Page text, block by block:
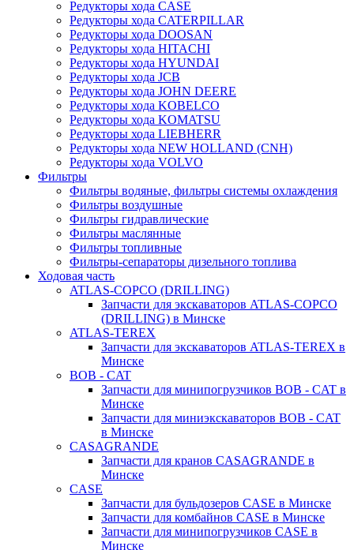
Редукторы хода CASE
Редукторы хода CATERPILLAR
Редукторы хода DOOSAN
Редукторы хода HITACHI
Редукторы хода HYUNDAI
Редукторы хода JCB
Редукторы хода JOHN DEERE
Редукторы хода KOBELCO
Редукторы хода KOMATSU
Редукторы хода LIEBHERR
Редукторы хода NEW HOLLAND (CNH)
Редукторы хода VOLVO
Фильтры
Фильтры водяные, фильтры системы охлаждения
Фильтры воздушные
Фильтры гидравлические
Фильтры маслянные
Фильтры топливные
Фильтры-сепараторы дизельного топлива
Ходовая часть
ATLAS-COPCO (DRILLING)
Запчасти для экскаваторов ATLAS-COPCO
(DRILLING) в Минске
ATLAS-TEREX
Запчасти для экскаваторов ATLAS-TEREX в
Минске
BOB - CAT
Запчасти для минипогрузчиков BOB - CAT в
Минске
Запчасти для миниэкскаваторов BOB - CAT
в Минске
CASAGRANDE
Запчасти для кранов CASAGRANDE в
Минске
CASE
Запчасти для бульдозеров CASE в Минске
Запчасти для комбайнов CASE в Минске
Запчасти для минипогрузчиков CASE в
Минске